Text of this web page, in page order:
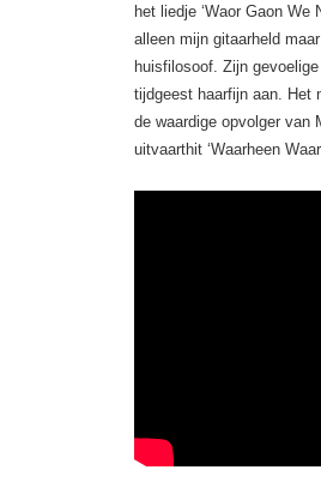
het liedje ‘Waor Gaon We
alleen mijn gitaarheld
huisfilosoof. Zijn
tijdgeest haarfijn aan. Het
de waardige opvolger van
uitvaarthit ‘Waarheen